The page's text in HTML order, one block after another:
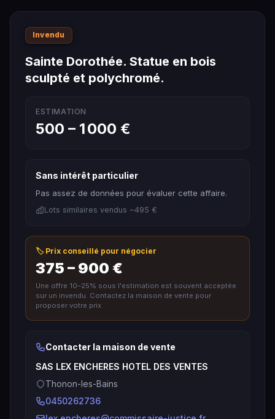
Invendu
Sainte Dorothée. Statue en bois
sculpté et polychromé.
ESTIMATION
500 – 1 000 €
Sans intérêt particulier
Pas assez de données pour évaluer cette affaire.
Lots similaires vendus ~495 €
🏷️ Prix conseillé pour négocier
375 – 900 €
Une offre 10–25% sous l'estimation est souvent acceptée
sur un invendu. Contactez la maison de vente pour
proposer votre prix.
Contacter la maison de vente
SAS LEX ENCHERES HOTEL DES VENTES
Thonon-les-Bains
0450262736